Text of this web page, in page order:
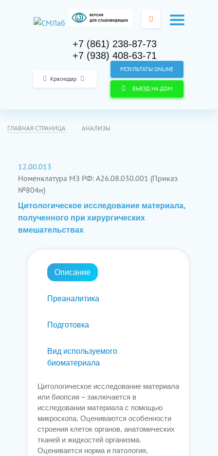
Краснодар
РЕЗУЛЬТАТЫ ONLINE
ВЫЕЗД НА ДОМ
+7 (861) 238-87-73
+7 (938) 408-63-71
ГЛАВНАЯ СТРАНИЦА АНАЛИЗЫ
12.00.013
Номенклатура МЗ РФ: A26.08.030.001 (Приказ
№804н)
Цитологическое исследование материала,
полученного при хирургических
вмешательствах
Описание
Преаналитика
Подготовка
Вид используемого
биоматериала
Цитологическое исследование материала
или биопсия – заключается в
исследовании материала с помощью
микроскопа. Оцениваются особенности
строения клеток органов, анатомических
тканей и жидкостей организма.
Оценивается норма и патология,